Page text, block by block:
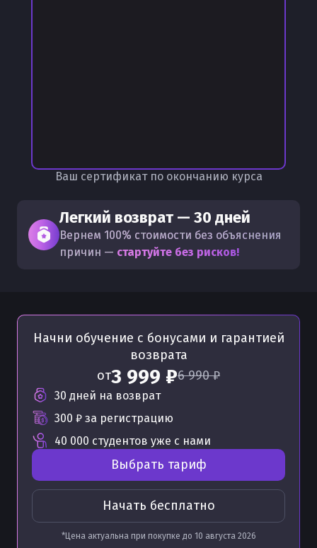
Легкий возврат — 30 дней
Вернем 100% стоимости без объяснения
причин — стартуйте без рисков!
Ваш сертификат по окончанию курса
Начни обучение с бонусами и гарантией
возврата
от3 999 ₽6 990 ₽
30 дней на возврат
300 ₽ за регистрацию
40 000 студентов уже с нами
Выбрать тариф
Начать бесплатно
*Цена актуальна при покупке до 10 августа 2026